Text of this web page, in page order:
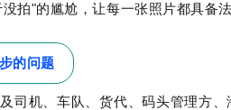
拍"的尴尬，让每一张照片都具备
的问题
司机、车队、货代、码头管理方